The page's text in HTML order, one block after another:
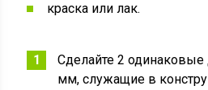
краска или лак.
Сделайте 2
мм, служащие в